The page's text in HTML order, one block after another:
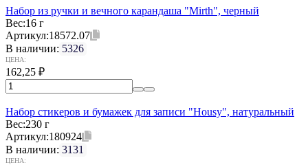
Набор из ручки и вечного карандаша "Mirth", черный
Вес:16 г
Артикул:18572.07
В наличии: 5326
ЦЕНА:
162,25 ₽
Набор стикеров и бумажек для записи "Housy", натуральный
Вес:230 г
Артикул:180924
В наличии: 3131
ЦЕНА: